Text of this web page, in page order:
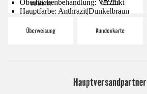
Oberflächenbehandlung: Verzinkt
Hauptfarbe: Anthrazit|Dunkelbraun
Hauptversandpartner